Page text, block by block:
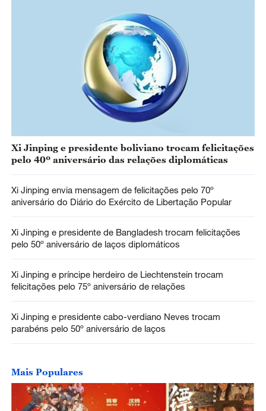
Xi Jinping e presidente boliviano trocam felicitações
pelo 40º aniversário das relações diplomáticas
Xi Jinping envia mensagem de felicitações pelo 70º
aniversário do Diário do Exército de Libertação Popular
Xi Jinping e presidente de Bangladesh trocam felicitações
pelo 50º aniversário de laços diplomáticos
Xi Jinping e príncipe herdeiro de Liechtenstein trocam
felicitações pelo 75º aniversário de relações
Xi Jinping e presidente cabo-verdiano Neves trocam
parabéns pelo 50º aniversário de laços
Mais Populares